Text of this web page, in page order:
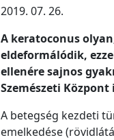
2019. 07. 26.
A keratoconus
eldeformálódik,
ellenére sajnos
Szemészeti
A betegség kezdeti
emelkedése